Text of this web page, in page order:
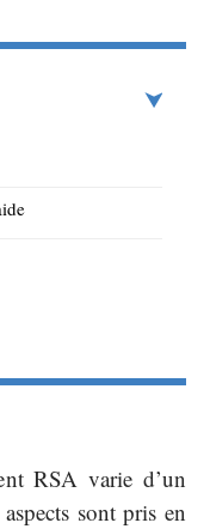
RSA varie d’un
sont pris en